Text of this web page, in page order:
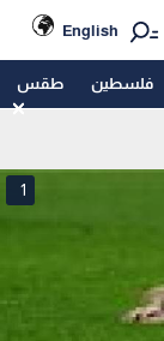
English
فلسطين طقس
1